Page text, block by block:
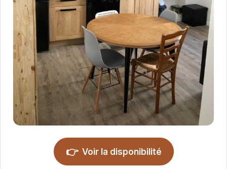
👉 Voir la disponibilité